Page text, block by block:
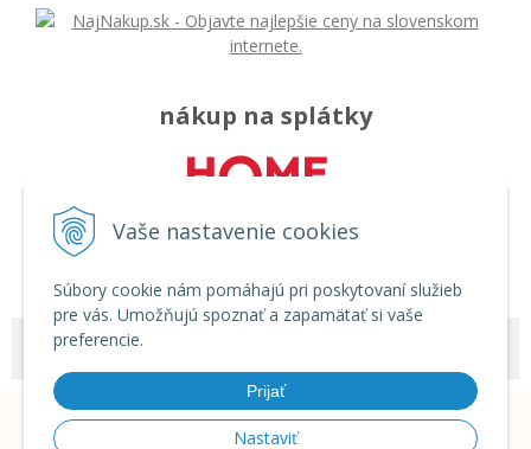
Vaše nastavenie cookies
Súbory cookie nám pomáhajú pri poskytovaní služieb
pre vás. Umožňujú spoznať a zapamätať si vaše
preferencie.
Prijať
Nastaviť
nákup na splátky
© 2026 Môj svet - rozličný tovar •